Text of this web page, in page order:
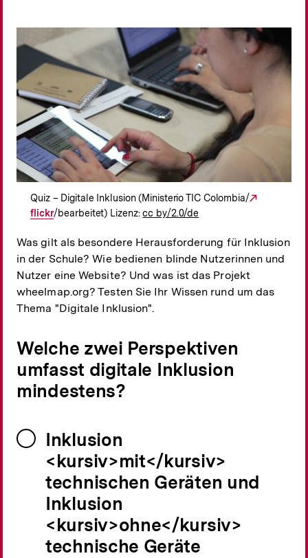
Quiz – Digitale Inklusion (Ministerio TIC Colombia/
flickr/bearbeitet) Lizenz:cc by/2.0/de
Was gilt als besondere Herausforderung für Inklusion
in der Schule? Wie bedienen blinde Nutzerinnen und
Nutzer eine Website? Und was ist das Projekt
wheelmap.org? Testen Sie Ihr Wissen rund um das
Thema "Digitale Inklusion".
Welche zwei Perspektiven
umfasst digitale Inklusion
mindestens?
Inklusion
<kursiv>mit</kursiv>
technischen Geräten und
Inklusion
<kursiv>ohne</kursiv>
technische Geräte